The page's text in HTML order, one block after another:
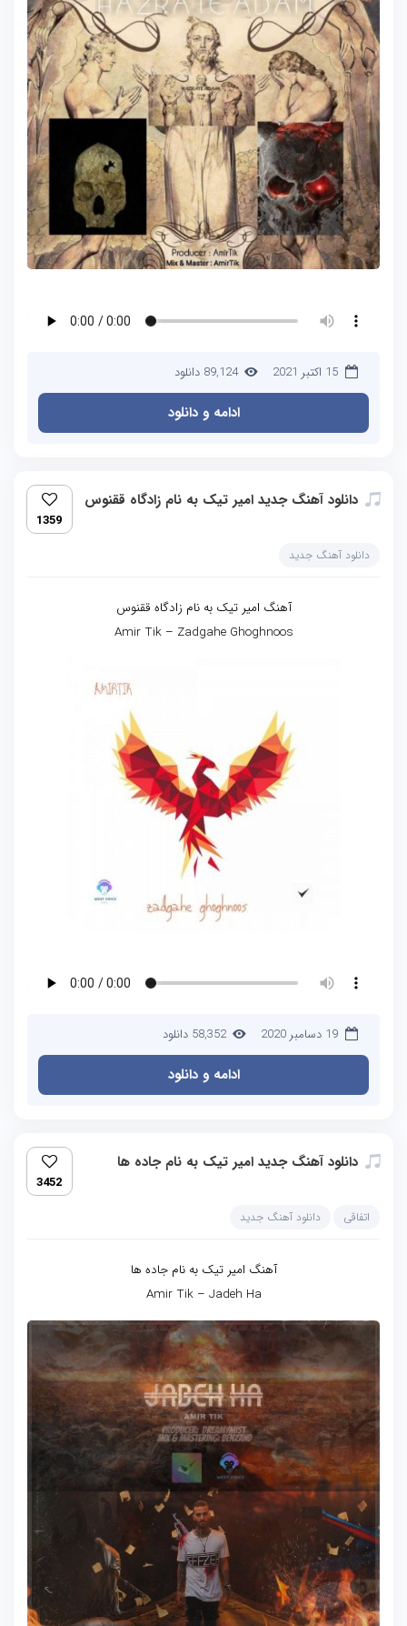
15 اکتبر 2021 89,124 دانلود
ادامه و دانلود
دانلود آهنگ جدید امیر تیک به نام زادگاه ققنوس
1359
دانلود آهنگ جدید
آهنگ امیر تیک به نام زادگاه ققنوس
Amir Tik – Zadgahe Ghoghnoos
19 دسامبر 2020 58,352 دانلود
ادامه و دانلود
دانلود آهنگ جدید امیر تیک به نام جاده ها
3452
اتفاقی دانلود آهنگ جدید
آهنگ امیر تیک به نام جاده ها
Amir Tik – Jadeh Ha